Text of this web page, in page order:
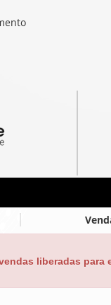
liberadas para